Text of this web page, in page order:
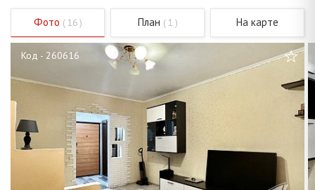
Фото ( 16 ) План ( 1 ) На карте
Код - 260616